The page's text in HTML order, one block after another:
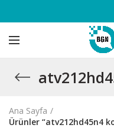
Ana Sayfa
Ürünler “atv212hd45n4